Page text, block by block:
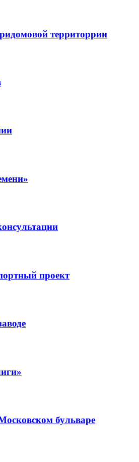
территоррии
проект
бульваре